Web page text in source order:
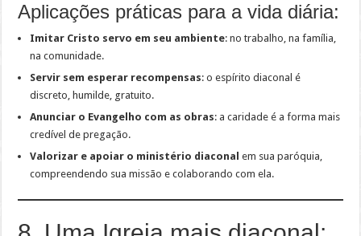
Aplicações práticas para a vida diária:
Imitar Cristo servo em seu ambiente: no trabalho, na família,
na comunidade.
Servir sem esperar recompensas: o espírito diaconal é
discreto, humilde, gratuito.
Anunciar o Evangelho com as obras: a caridade é a forma mais
credível de pregação.
Valorizar e apoiar o ministério diaconal em sua paróquia,
compreendendo sua missão e colaborando com ela.